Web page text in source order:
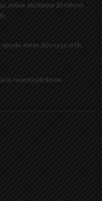
əmlak alıcılarına 20 milyon
alınan dövriyyə artıb
rəsmiləşdirilməsi